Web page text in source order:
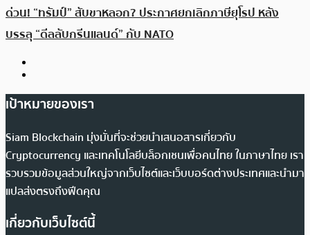
ด่วน! “ทรัมป์” สับขาหลอก? ประกาศยกเลิกภาษียุโรป หลัง
บรรลุ “ดีลลับกรีนแลนด์” กับ NATO
เป้าหมายของเรา
Siam Blockchain มุ่งมั่นที่จะช่วยนำเสนอสารเกี่ยวกับ
Cryptocurrency และเทคโนโลยีบล็อกเชนเพื่อคนไทย ในภาษาไทย เรา
รวบรวมข้อมูลส่วนใหญ่จากเว็บไซต์และเว็บบอร์ดต่างประเทศและนำมา
แปลส่งตรงถึงฟีดคุณ
เกี่ยวกับเว็บไซต์นี้